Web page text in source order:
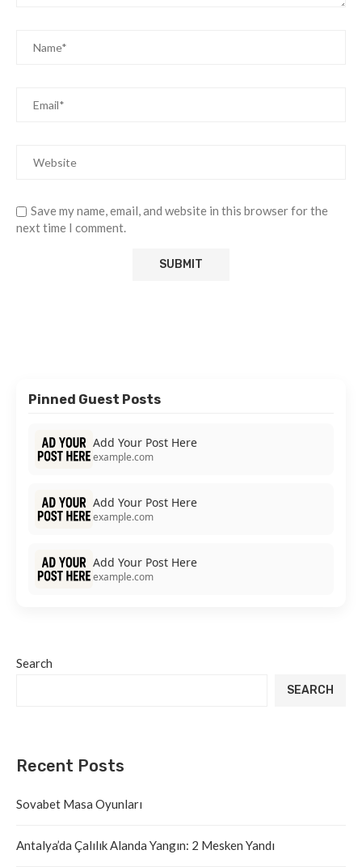
Save my name, email, and website in this browser for the
next time I comment.
Pinned Guest Posts
Add Your Post Here
example.com
Add Your Post Here
example.com
Add Your Post Here
example.com
Search
SEARCH
Recent Posts
Sovabet Masa Oyunları
Antalya’da Çalılık Alanda Yangın: 2 Mesken Yandı